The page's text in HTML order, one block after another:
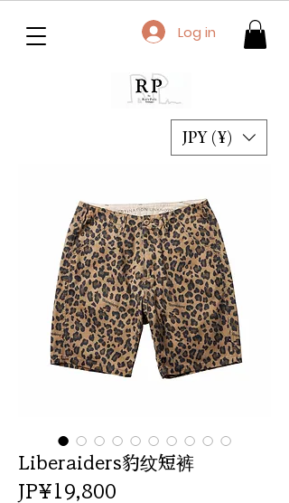
JPY (¥)
Log in
Liberaiders豹纹短裤
JP¥19,800